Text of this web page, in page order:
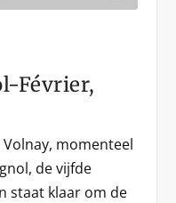
Février,
momenteel
de vijfde
staat klaar om de